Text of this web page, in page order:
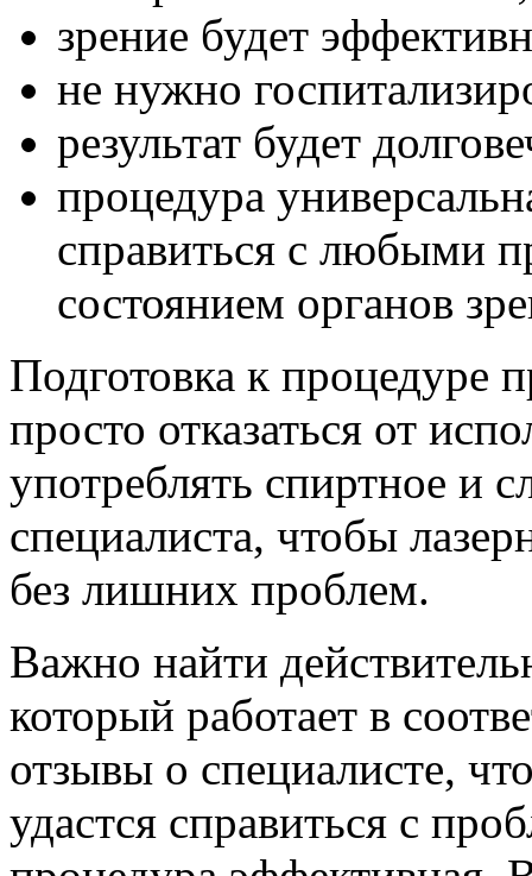
зрение будет
не нужно
результат будет
процедура
справиться с любыми
состоянием органов
Подготовка к процедуре
просто отказаться от
употреблять спиртное и
специалиста, чтобы
без лишних проблем.
Важно найти
который работает в
отзывы о специалисте,
удастся справиться с